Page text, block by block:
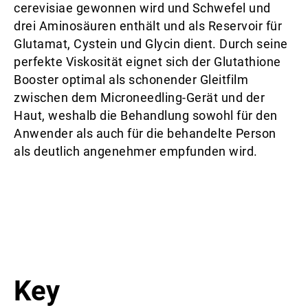
cerevisiae gewonnen wird und Schwefel und
drei Aminosäuren enthält und als Reservoir für
Glutamat, Cystein und Glycin dient. Durch seine
perfekte Viskosität eignet sich der Glutathione
Booster optimal als schonender Gleitfilm
zwischen dem Microneedling-Gerät und der
Haut, weshalb die Behandlung sowohl für den
Anwender als auch für die behandelte Person
als deutlich angenehmer empfunden wird.
Key